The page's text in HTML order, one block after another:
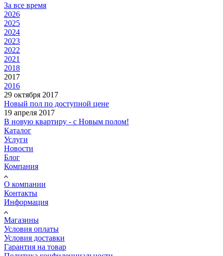
За все время
2026
2025
2024
2023
2022
2021
2018
2017
2016
29 октября 2017
Новый пол по доступной цене
19 апреля 2017
В новую квартиру - с Новым полом!
Каталог
Услуги
Новости
Блог
Компания
О компании
Контакты
Информация
Магазины
Условия оплаты
Условия доставки
Гарантия на товар